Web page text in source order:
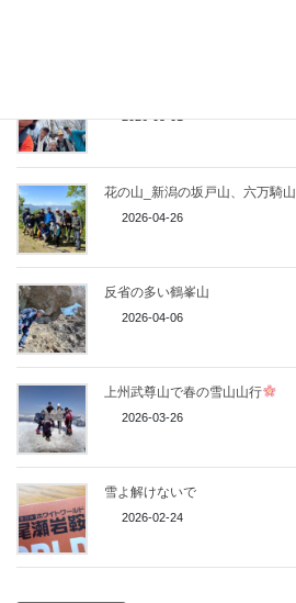
2026-05-01
花の山_新潟の坂戸山、六万騎山
2026-04-26
反省の多い鶴峯山
2026-04-06
上州武尊山で春の雪山山行
2026-03-26
雪よ解けないで
2026-02-24